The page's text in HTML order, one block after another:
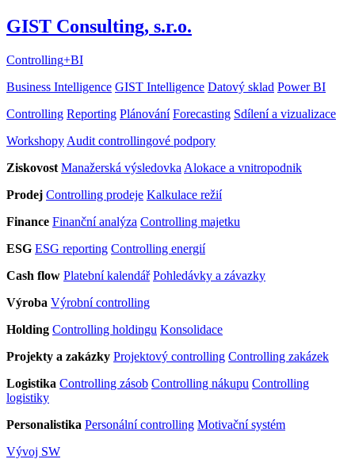
GIST Consulting, s.r.o.
Controlling+BI
Business Intelligence GIST Intelligence Datový sklad Power BI
Controlling Reporting Plánování Forecasting Sdílení a vizualizace
Workshopy Audit controllingové podpory
Ziskovost Manažerská výsledovka Alokace a vnitropodnik
Prodej Controlling prodeje Kalkulace režií
Finance Finanční analýza Controlling majetku
ESG ESG reporting Controlling energií
Cash flow Platební kalendář Pohledávky a závazky
Výroba Výrobní controlling
Holding Controlling holdingu Konsolidace
Projekty a zakázky Projektový controlling Controlling zakázek
Logistika Controlling zásob Controlling nákupu Controlling
logistiky
Personalistika Personální controlling Motivační systém
Vývoj SW